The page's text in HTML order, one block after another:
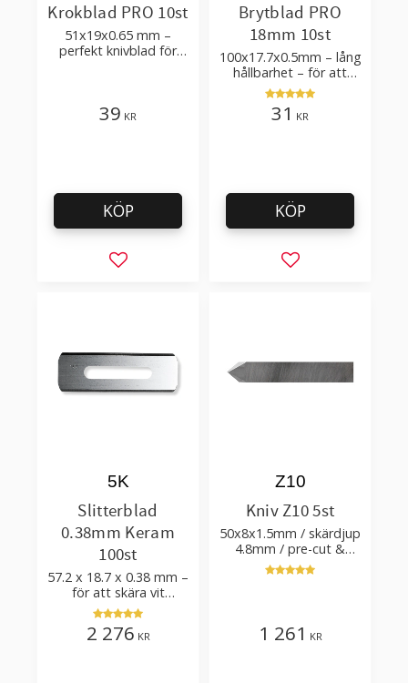
Krokblad PRO 10st
51x19x0.65 mm –
perfekt knivblad för
39 KR
Lägg till i favoriter
KÖP
Brytblad PRO
18mm 10st
100x17.7x0.5mm – lång
hållbarhet – för att
skära kartong, tapet
och golvmaterial
31 KR
Lägg till i
KÖP
Slitterblad
0.38mm Keram
100st
57.2 x 18.7 x 0.38 mm –
för att skära vit
plastfilm med tillsatser
5K
2 276 KR
Kniv Z10 5st
50x8x1.5mm / skärdjup
4.8mm / pre-cut &
post-cut 0.84xTm /
skärvinkel 50°
Z10
1 261 KR